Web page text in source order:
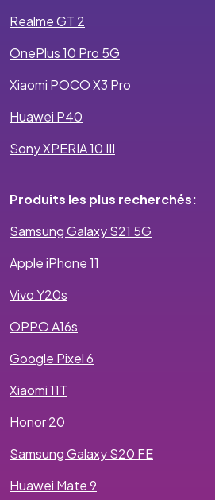
Realme GT 2
OnePlus 10 Pro 5G
Xiaomi POCO X3 Pro
Huawei P40
Sony XPERIA 10 III
Produits les plus recherchés:
Samsung Galaxy S21 5G
Apple iPhone 11
Vivo Y20s
OPPO A16s
Google Pixel 6
Xiaomi 11T
Honor 20
Samsung Galaxy S20 FE
Huawei Mate 9